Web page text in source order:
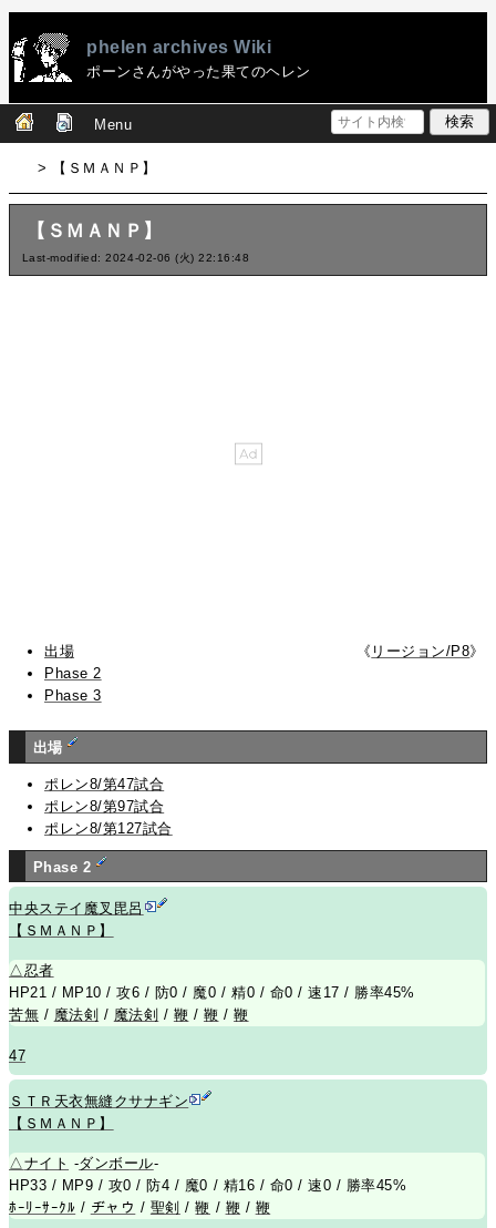
phelen archives Wiki
ポーンさんがやった果てのヘレン
Menu
> 【ＳＭＡＮＰ】
【ＳＭＡＮＰ】
Last-modified: 2024-02-06 (火) 22:16:48
出場
Phase 2
Phase 3
《 リージョン/P8》
出場
ポレン8/第47試合
ポレン8/第97試合
ポレン8/第127試合
Phase 2
中央ステイ魔叉毘呂
【ＳＭＡＮＰ】
△忍者
HP21 / MP10 / 攻6 / 防0 / 魔0 / 精0 / 命0 / 速17 / 勝率45%
苦無 / 魔法剣 / 魔法剣 / 鞭 / 鞭 /鞭
47
ＳＴＲ天衣無縫クサナギン
【ＳＭＡＮＰ】
△ナイト -ダンボール-
HP33 / MP9 / 攻0 / 防4 / 魔0 / 精16 / 命0 / 速0 / 勝率45%
ﾎｰﾘｰｻｰｸﾙ / ヂャウ / 聖剣 /鞭 / 鞭 / 鞭